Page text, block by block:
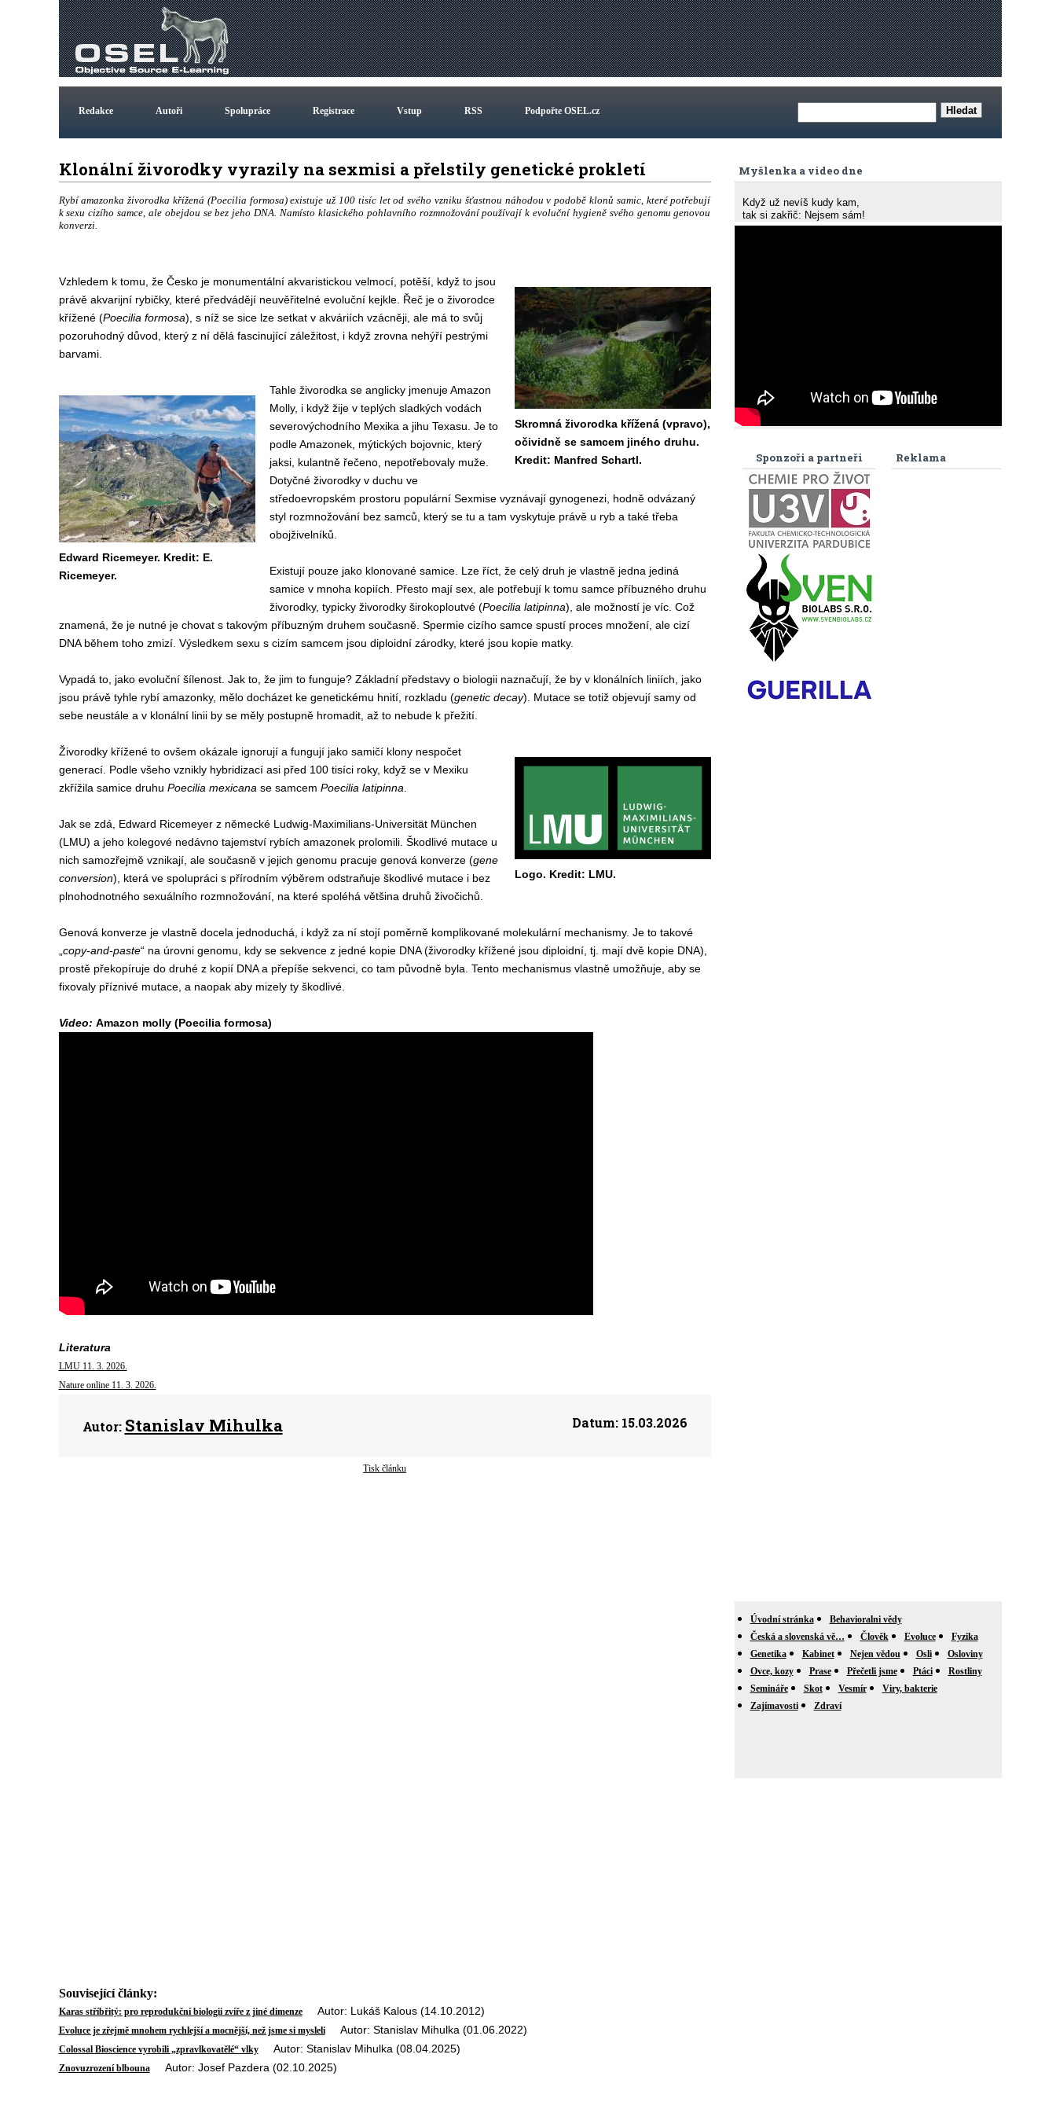
Redakce Autoři Spolupráce Registrace Vstup RSS Podpořte OSEL.cz
Klonální živorodky vyrazily na sexmisi a přelstily genetické prokletí
Rybí amazonka živorodka křížená (Poecilia formosa) existuje už 100 tisíc let od svého vzniku šťastnou náhodou v podobě klonů samic, které potřebují
k sexu cizího samce, ale obejdou se bez jeho DNA. Namísto klasického pohlavního rozmnožování používají k evoluční hygieně svého genomu genovou
konverzi.
Skromná živorodka křížená (vpravo),
očividně se samcem jiného druhu.
Kredit: Manfred Schartl.
Vzhledem k tomu, že Česko je monumentální akvaristickou velmocí, potěší, když to jsou
právě akvarijní rybičky, které předvádějí neuvěřitelné evoluční kejkle. Řeč je o živorodce
křížené (Poecilia formosa), s níž se sice lze setkat v akváriích vzácněji, ale má to svůj
pozoruhodný důvod, který z ní dělá fascinující záležitost, i když zrovna nehýří pestrými
barvami.
Edward Ricemeyer. Kredit: E.
Ricemeyer.
Tahle živorodka se anglicky jmenuje Amazon
Molly, i když žije v teplých sladkých vodách
severovýchodního Mexika a jihu Texasu. Je to
podle Amazonek, mýtických bojovnic, který
jaksi, kulantně řečeno, nepotřebovaly muže.
Dotyčné živorodky v duchu ve
středoevropském prostoru populární Sexmise vyznávají gynogenezi, hodně odvázaný
styl rozmnožování bez samců, který se tu a tam vyskytuje právě u ryb a také třeba
obojživelníků.
Existují pouze jako klonované samice. Lze říct, že celý druh je vlastně jedna jediná
samice v mnoha kopiích. Přesto mají sex, ale potřebují k tomu samce příbuzného druhu
živorodky, typicky živorodky širokoploutvé (Poecilia latipinna), ale možností je víc. Což
znamená, že je nutné je chovat s takovým příbuzným druhem současně. Spermie cizího samce spustí proces množení, ale cizí
DNA během toho zmizí. Výsledkem sexu s cizím samcem jsou diploidní zárodky, které jsou kopie matky.
Vypadá to, jako evoluční šílenost. Jak to, že jim to funguje? Základní představy o biologii naznačují, že by v klonálních liniích, jako
jsou právě tyhle rybí amazonky, mělo docházet ke genetickému hnití, rozkladu (genetic decay). Mutace se totiž objevují samy od
sebe neustále a v klonální linii by se měly postupně hromadit, až to nebude k přežití.
Logo. Kredit: LMU.
Živorodky křížené to ovšem okázale ignorují a fungují jako samičí klony nespočet
generací. Podle všeho vznikly hybridizací asi před 100 tisíci roky, když se v Mexiku
zkřížila samice druhu Poecilia mexicana se samcem Poecilia latipinna
Jak se zdá, Edward Ricemeyer z německé Ludwig-Maximilians-Universität München
(LMU) a jeho kolegové nedávno tajemství rybích amazonek prolomili. Škodlivé mutace u
nich samozřejmě vznikají, ale současně v jejich genomu pracuje genová konverze (gene
conversion), která ve spolupráci s přírodním výběrem odstraňuje škodlivé mutace i bez
plnohodnotného sexuálního rozmnožování, na které spoléhá většina druhů živočichů.
Genová konverze je vlastně docela jednoduchá, i když za ní stojí poměrně komplikované molekulární mechanismy. Je to takové
copy-and-paste“ na úrovni genomu, kdy se sekvence z jedné kopie DNA (živorodky křížené jsou diploidní, tj. mají dvě kopie DNA),
prostě překopíruje do druhé z kopií DNA a přepíše sekvenci, co tam původně byla. Tento mechanismus vlastně umožňuje, aby se
fixovaly příznivé mutace, a naopak aby mizely ty škodlivé.
Video: Amazon molly (Poecilia formosa)
Literatura
LMU 11. 3. 2026.
Nature online 11. 3. 2026.
Autor: Stanislav Mihulka Datum:15.03.2026
Tisk článku
Související články:
Karas stříbřitý: pro reprodukční biologii zvíře z jiné dimenzeAutor: Lukáš Kalous (14.10.2012)
Evoluce je zřejmě mnohem rychlejší a mocnější, než jsme si mysleliAutor: Stanislav Mihulka (01.06.2022)
Colossal Bioscience vyrobili „zpravlkovatělé“ vlkyAutor: Stanislav Mihulka (08.04.2025)
Znovuzrození blbounaAutor: Josef Pazdera (02.10.2025)
Myšlenka a video dne
Když už nevíš kudy kam,
tak si zakřič: Nejsem sám!
Reklama
Sponzoři a partneři
Úvodní stránka
Behavioralni vědy
Česká a slovenská vě…
Člověk Evoluce
Fyzika
Genetika
Kabinet Nejen vědou Osli
Osloviny
Ovce, kozy
Prase Přečetli jsme Ptáci
Rostliny
Semináře
Skot Vesmír
Viry, bakterie
Zajímavosti
Zdraví